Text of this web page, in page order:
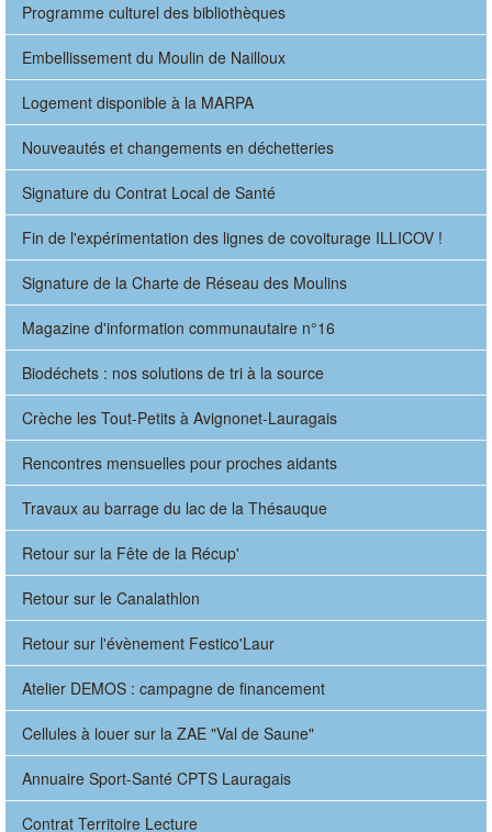
Programme culturel des bibliothèques
Embellissement du Moulin de Nailloux
Logement disponible à la MARPA
Nouveautés et changements en déchetteries
Signature du Contrat Local de Santé
Fin de l'expérimentation des lignes de covoiturage ILLICOV !
Signature de la Charte de Réseau des Moulins
Magazine d'information communautaire n°16
Biodéchets : nos solutions de tri à la source
Crèche les Tout-Petits à Avignonet-Lauragais
Rencontres mensuelles pour proches aidants
Travaux au barrage du lac de la Thésauque
Retour sur la Fête de la Récup'
Retour sur le Canalathlon
Retour sur l'évènement Festico'Laur
Atelier DEMOS : campagne de financement
Cellules à louer sur la ZAE "Val de Saune"
Annuaire Sport-Santé CPTS Lauragais
Contrat Territoire Lecture